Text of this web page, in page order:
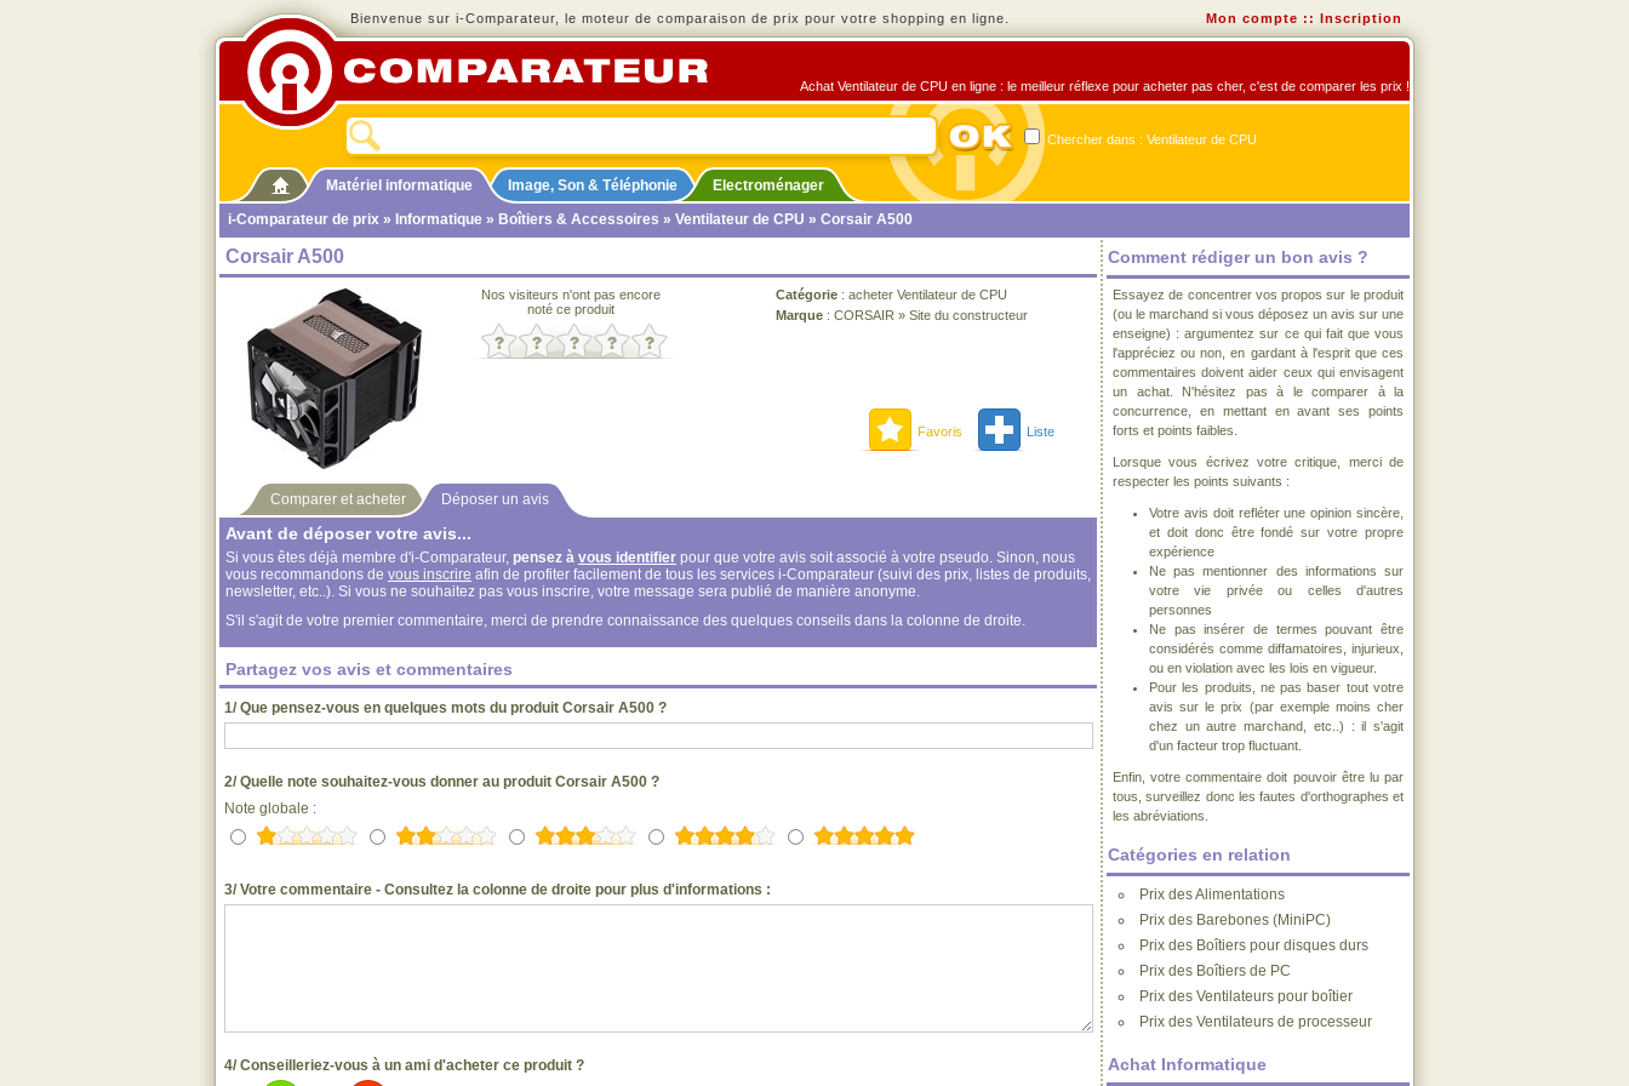
Bienvenue sur i-Comparateur, le moteur de comparaison de prix pour votre shopping en ligne. Mon compte :: Inscription
Achat Ventilateur de CPU en ligne : le meilleur réflexe pour acheter pas cher, c'est de comparer les prix !
Chercher dans : Ventilateur de CPU
Matériel informatique Image, Son & Téléphonie
Electroménager
i-Comparateur de prix » Informatique » Boîtiers & Accessoires » Ventilateur de CPU » Corsair A500
Corsair A500
Nos visiteurs n'ont pas encore
noté ce produit
Catégorie : acheter Ventilateur de CPU
Marque : CORSAIR » Site du constructeur
Favoris Liste
Comparer et acheter Déposer un avis
Avant de déposer votre avis...
Si vous êtes déjà membre d'i-Comparateur, pensez à vous identifier pour que votre avis soit associé à votre pseudo. Sinon, nous
vous recommandons de vous inscrire afin de profiter facilement de tous les services i-Comparateur (suivi des prix, listes de produits,
newsletter, etc..). Si vous ne souhaitez pas vous inscrire, votre message sera publié de manière anonyme.
S'il s'agit de votre premier commentaire, merci de prendre connaissance des quelques conseils dans la colonne de droite.
Partagez vos avis et commentaires
1/ Que pensez-vous en quelques mots du produit Corsair A500 ?
2/ Quelle note souhaitez-vous donner au produit Corsair A500 ?
Note globale :
3/ Votre commentaire - Consultez la colonne de droite pour plus d'informations :
4/ Conseilleriez-vous à un ami d'acheter ce produit ?
Comment rédiger un bon avis ?
Essayez de concentrer vos propos sur le produit
(ou le marchand si vous déposez un avis sur une
enseigne) : argumentez sur ce qui fait que vous
l'appréciez ou non, en gardant à l'esprit que ces
commentaires doivent aider ceux qui envisagent
un achat. N'hésitez pas à le comparer à la
concurrence, en mettant en avant ses points
forts et points faibles.
Lorsque vous écrivez votre critique, merci de
respecter les points suivants :
Votre avis doit refléter une opinion sincère,
et doit donc être fondé sur votre propre
expérience
Ne pas mentionner des informations sur
votre vie privée ou celles d'autres
personnes
Ne pas insérer de termes pouvant être
considérés comme diffamatoires, injurieux,
ou en violation avec les lois en vigueur.
Pour les produits, ne pas baser tout votre
avis sur le prix (par exemple moins cher
chez un autre marchand, etc..) : il s'agit
d'un facteur trop fluctuant.
Enfin, votre commentaire doit pouvoir être lu par
tous, surveillez donc les fautes d'orthographes et
les abréviations.
Catégories en relation
Prix des Alimentations
Prix des Barebones (MiniPC)
Prix des Boîtiers pour disques durs
Prix des Boîtiers de PC
Prix des Ventilateurs pour boîtier
Prix des Ventilateurs de processeur
Achat Informatique